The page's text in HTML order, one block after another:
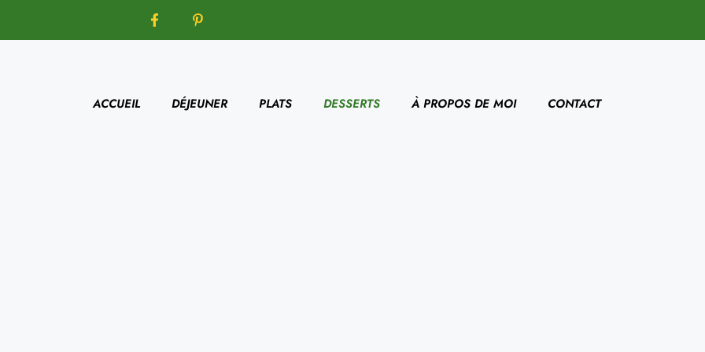
ACCUEIL DÉJEUNER PLATS DESSERTS À PROPOS DE MOI CONTACT